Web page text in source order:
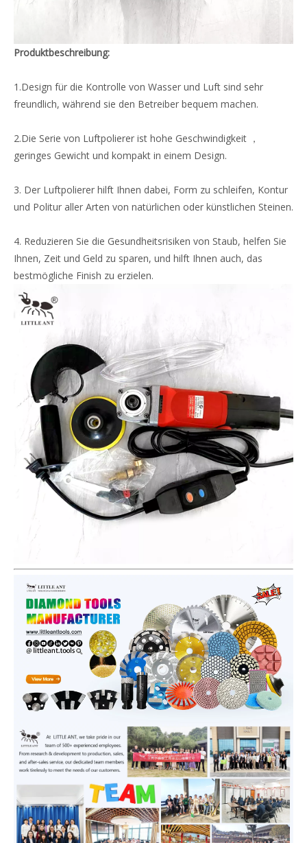
Produktbeschreibung:
1.Design für die Kontrolle von Wasser und Luft sind sehr
freundlich, während sie den Betreiber bequem machen.
2.Die Serie von Luftpolierer ist hohe Geschwindigkeit ，
geringes Gewicht und kompakt in einem Design.
3. Der Luftpolierer hilft Ihnen dabei, Form zu schleifen, Kontur
und Politur aller Arten von natürlichen oder künstlichen Steinen.
4. Reduzieren Sie die Gesundheitsrisiken von Staub, helfen Sie
Ihnen, Zeit und Geld zu sparen, und hilft Ihnen auch, das
bestmögliche Finish zu erzielen.